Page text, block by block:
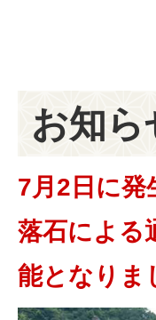
お知ら
7月2日に発
落石による
能となりま